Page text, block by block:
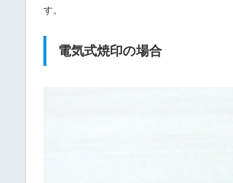
す。
電気式焼印の場合